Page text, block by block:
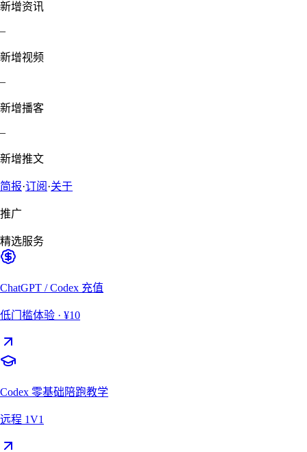
新增资讯
–
新增视频
–
新增播客
–
新增推文
简报·订阅 ·关于
推广
精选服务
ChatGPT / Codex 充值
低门槛体验 · ¥10
Codex 零基础陪跑教学
远程 1V1